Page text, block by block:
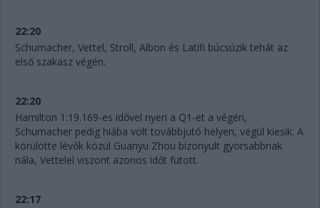
22:20
Schumacher, Vettel, Stroll, Albon és Latifi búcsúzik tehát az
első szakasz végén.
22:20
Hamilton 1:19.169-es idővel nyeri a Q1-et a végén,
Schumacher pedig hiába volt továbbjutó helyen, végül kiesik. A
körülötte lévők közül Guanyu Zhou bizonyult gyorsabbnak
nála, Vettelel viszont azonos időt futott.
22:17